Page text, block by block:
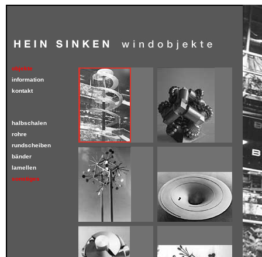
objekte
information
kontakt
halbschalen
rohre
rundscheiben
bänder
lamellen
sonstiges